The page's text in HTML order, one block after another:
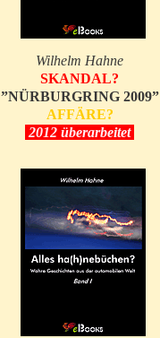
Wilhelm Hahne
SKANDAL?
”NÜRBURGRING 2009”
AFFÄRE?
2012 überarbeitet